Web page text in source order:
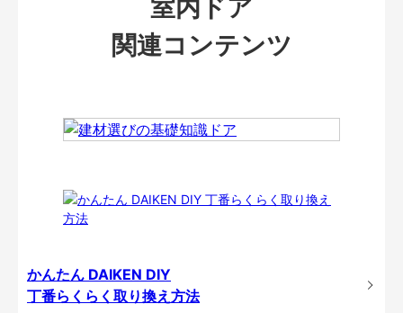
室内ドア
関連コンテンツ
かんたん DAIKEN DIY
丁番らくらく取り換え方法